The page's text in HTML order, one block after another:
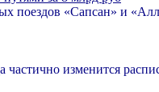
поездов «Сапсан» и
изменится